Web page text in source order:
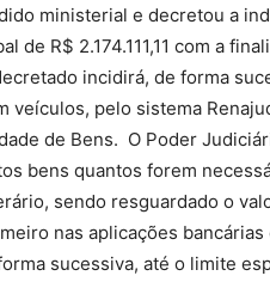
ministerial e decretou a
de R$ 2.174.111,11 com a
incidirá, de forma
veículos, pelo sistema
de Bens. O Poder
bens quantos forem
sendo resguardado o
nas aplicações
sucessiva, até o limite